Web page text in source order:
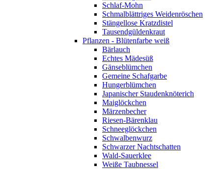
Schlaf-Mohn
Schmalblättriges Weidenröschen
Stängellose Kratzdistel
Tausendgüldenkraut
Pflanzen - Blütenfarbe weiß
Bärlauch
Echtes Mädesüß
Gänseblümchen
Gemeine Schafgarbe
Hungerblümchen
Japanischer Staudenknöterich
Maiglöckchen
Märzenbecher
Riesen-Bärenklau
Schneeglöckchen
Schwalbenwurz
Schwarzer Nachtschatten
Wald-Sauerklee
Weiße Taubnessel